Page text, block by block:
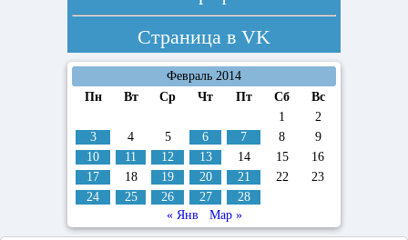
Страница в VK
Февраль 2014
Пн
Вт Ср Чт Пт Сб
Вс
1
2
3
4 5 6 7 8
9
10
11 12 13 14 15
16
17
18 19 20 21 22
23
24
25 26 27
28
« Янв
Мар »